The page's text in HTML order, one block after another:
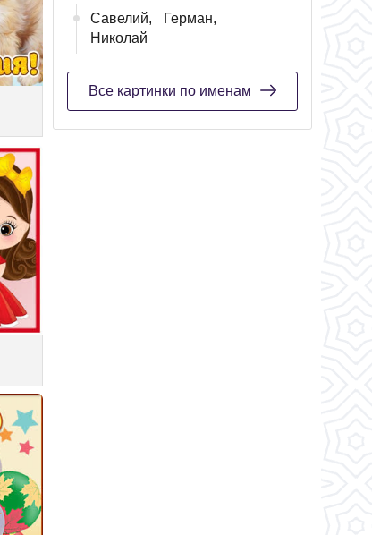
Савелий,
Герман,
Николай
Все картинки по именам